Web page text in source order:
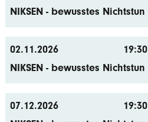
NIKSEN - bewusstes Nichtstun
02.11.2026
19:30
NIKSEN - bewusstes Nichtstun
07.12.2026
19:30